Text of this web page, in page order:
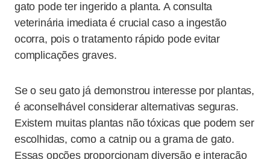
gato pode ter ingerido a planta. A consulta
veterinária imediata é crucial caso a ingestão
ocorra, pois o tratamento rápido pode evitar
complicações graves.
Se o seu gato já demonstrou interesse por plantas,
é aconselhável considerar alternativas seguras.
Existem muitas plantas não tóxicas que podem ser
escolhidas, como a catnip ou a grama de gato.
Essas opções proporcionam diversão e interação